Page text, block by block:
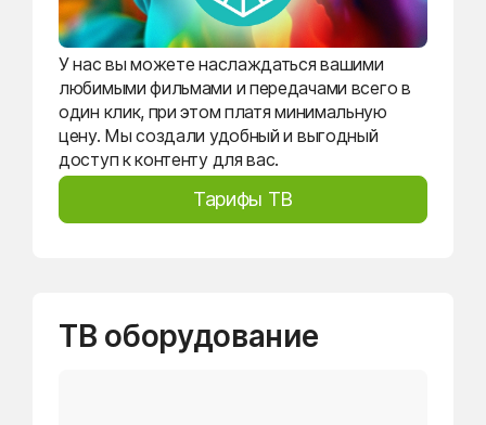
У нас вы можете наслаждаться вашими
любимыми фильмами и передачами всего в
один клик, при этом платя минимальную
цену. Мы создали удобный и выгодный
доступ к контенту для вас.
Тарифы ТВ
ТВ оборудование